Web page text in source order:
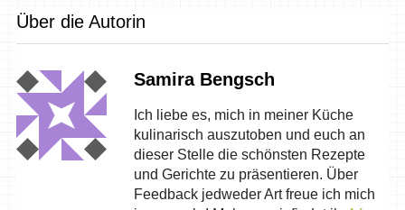
Über die Autorin
Samira Bengsch
Ich liebe es, mich in meiner Küche
kulinarisch auszutoben und euch an
dieser Stelle die schönsten Rezepte
und Gerichte zu präsentieren. Über
Feedback jedweder Art freue ich mich